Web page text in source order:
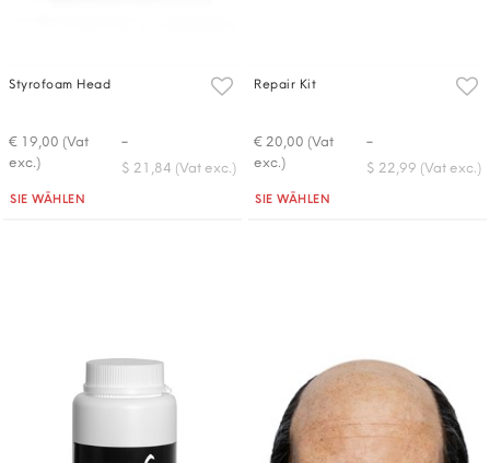
Styrofoam Head
€ 19,00 (Vat
exc.)
-
$ 21,84 (Vat exc.)
Quantità
SIE WÄHLEN
Repair Kit
€ 20,00 (Vat
exc.)
-
$ 22,99 (Vat exc.)
Quantità
SIE WÄHLEN